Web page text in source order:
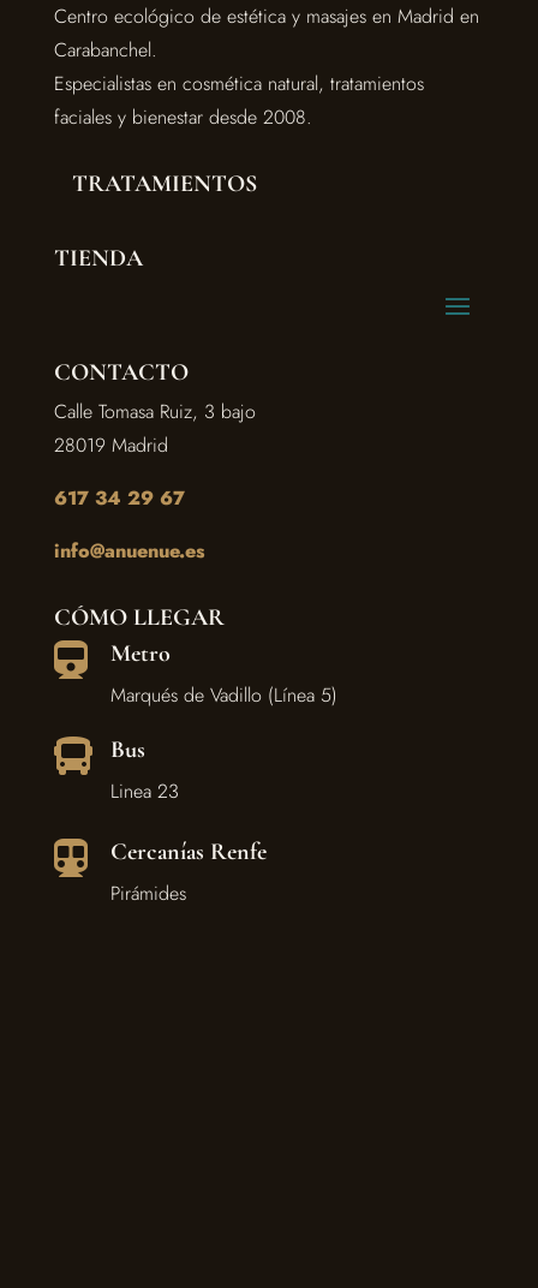
Centro ecológico de estética y masajes en Madrid en
Carabanchel.
Especialistas en cosmética natural, tratamientos
faciales y bienestar desde 2008.
TRATAMIENTOS
TIENDA
CONTACTO
Calle Tomasa Ruiz, 3 bajo
28019 Madrid
617 34 29 67
info@anuenue.es
CÓMO LLEGAR
 Metro
Marqués de Vadillo (Línea 5)
 Bus
Linea 23
 Cercanías Renfe
Pirámides